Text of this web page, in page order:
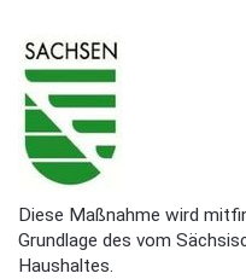
Diese Maßnahme wird
Grundlage des vom
Haushaltes.